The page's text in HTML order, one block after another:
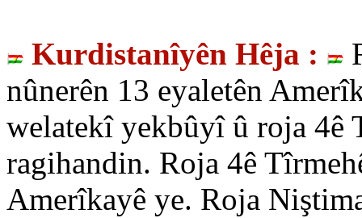
Kurdistanîyên Hêja :
nûnerên 13 eyaletên
welatekî yekbûyî û roja 4ê
ragihandin. Roja 4ê
Amerîkayê ye. Roja